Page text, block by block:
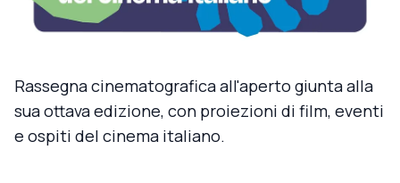
Rassegna cinematografica all'aperto giunta alla
sua ottava edizione, con proiezioni di film, eventi
e ospiti del cinema italiano.